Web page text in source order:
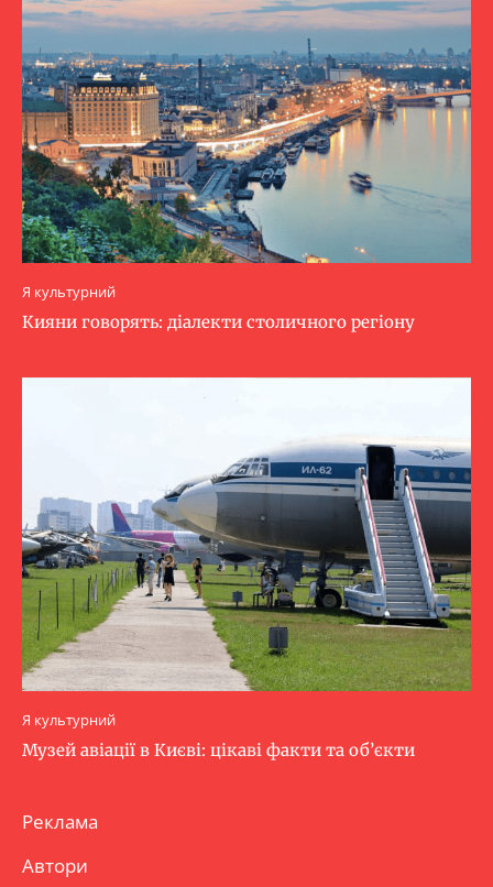
Я культурний
Кияни говорять: діалекти столичного регіону
Я культурний
Музей авіації в Києві: цікаві факти та об’єкти
Реклама
Автори